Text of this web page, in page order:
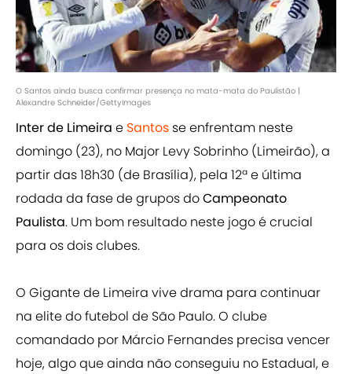
O Santos ainda busca confirmar presença no mata-mata do Paulistão |
Alexandre Schneider/GettyImages
Inter de Limeira e Santos se enfrentam neste
domingo (23), no Major Levy Sobrinho (Limeirão), a
partir das 18h30 (de Brasília), pela 12ª e última
rodada da fase de grupos doCampeonato
Paulista. Um bom resultado neste jogo é crucial
para os dois clubes.
O Gigante de Limeira vive drama para continuar
na elite do futebol de São Paulo. O clube
comandado por Márcio Fernandes precisa vencer
hoje, algo que ainda não conseguiu no Estadual, e